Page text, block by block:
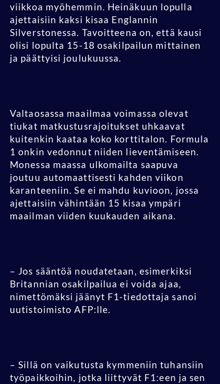
viikkoa myöhemmin. Heinäkuun lopulla
ajettaisiin kaksi kisaa Englannin
Silverstonessa. Tavoitteena on, että kausi
olisi lopulta 15-18 osakilpailun mittainen
ja päättyisi joulukuussa.
Valtaosassa maailmaa voimassa olevat
tiukat matkustusrajoitukset uhkaavat
kuitenkin kaataa koko korttitalon. Formula
1 onkin vedonnut niiden lieventämiseen.
Monessa maassa ulkomailta saapuva
joutuu automaattisesti kahden viikon
karanteeniin. Se ei mahdu kuvioon, jossa
ajettaisiin vähintään 15 kisaa ympäri
maailman viiden kuukauden aikana.
– Jos sääntöä noudatetaan, esimerkiksi
Britannian osakilpailua ei voida ajaa,
nimettömäksi jäänyt F1-tiedottaja sanoi
uutistoimisto AFP:lle.
– Sillä on vaikutusta kymmeniin tuhansiin
työpaikkoihin, jotka liittyvät F1:een ja sen